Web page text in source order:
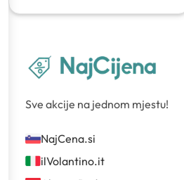
Sve akcije na jednom mjestu!
NajCena.si
ilVolantino.it